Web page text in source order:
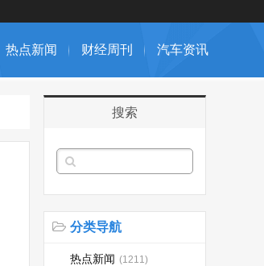
热点新闻 财经周刊 汽车资讯
搜索
分类导航
热点新闻 (1211)